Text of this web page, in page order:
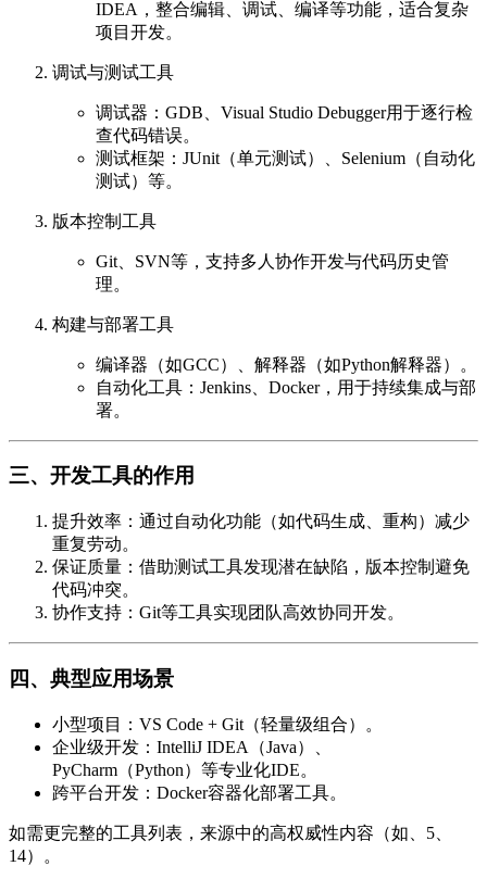
IDEA，整合编辑、调试、编译等功能，适合复杂
项目开发。
调试与测试工具
调试器：GDB、Visual Studio Debugger用于逐行检
查代码错误。
测试框架：JUnit（单元测试）、Selenium（自动化
测试）等。
版本控制工具
Git、SVN等，支持多人协作开发与代码历史管
理。
构建与部署工具
编译器（如GCC）、解释器（如Python解释器）。
自动化工具：Jenkins、Docker，用于持续集成与部
署。
三、开发工具的作用
提升效率：通过自动化功能（如代码生成、重构）减少
重复劳动。
保证质量：借助测试工具发现潜在缺陷，版本控制避免
代码冲突。
协作支持：Git等工具实现团队高效协同开发。
四、典型应用场景
小型项目：VS Code + Git（轻量级组合）。
企业级开发：IntelliJ IDEA（Java）、
PyCharm（Python）等专业化IDE。
跨平台开发：Docker容器化部署工具。
如需更完整的工具列表，来源中的高权威性内容（如、5、
14）。